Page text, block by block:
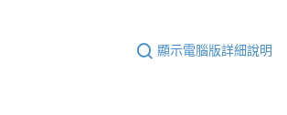
顯示電腦版詳細說明